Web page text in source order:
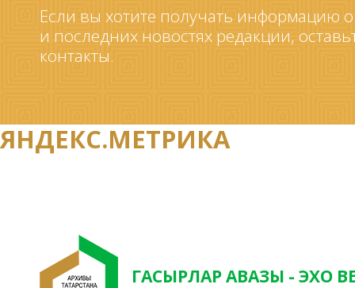
Если вы хотите получать информацию
и последних новостях редакции,
контакты.
ЯНДЕКС.МЕТРИКА
ГАСЫРЛАР АВАЗЫ - ЭХО